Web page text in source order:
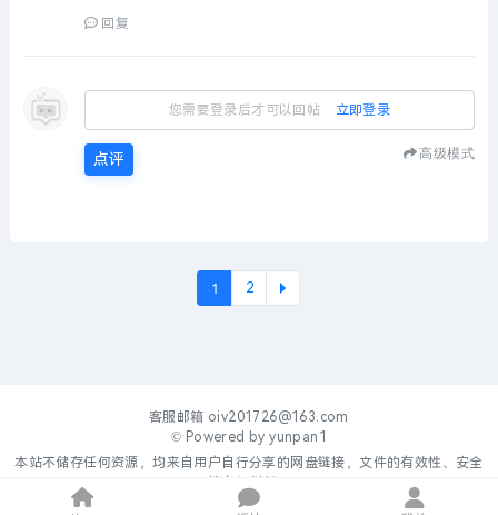
回复
您需要登录后才可以回帖 立即登录
点评 高级模式
1 2
客服邮箱 oiv201726@163.com
© Powered byyunpan1
本站不储存任何资源，均来自用户自行分享的网盘链接，文件的有效性、安全